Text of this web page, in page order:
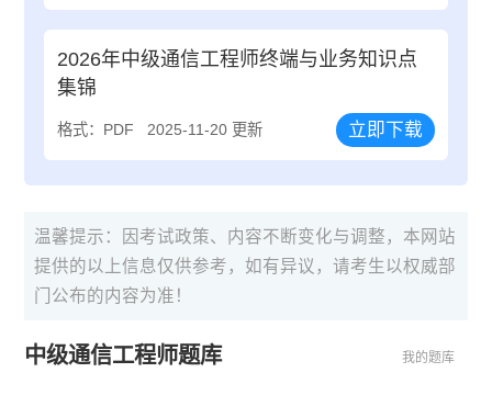
2026年中级通信工程师终端与业务知识点
集锦
格式：PDF 2025-11-20 更新 立即下载
温馨提示：因考试政策、内容不断变化与调整，本网站
提供的以上信息仅供参考，如有异议，请考生以权威部
门公布的内容为准！
中级通信工程师题库 我的题库